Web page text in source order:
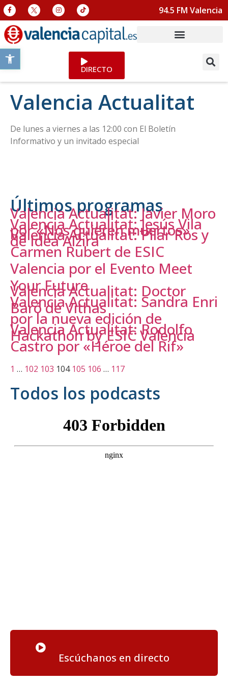
Abrir barra de herramientas
94.5 FM Valencia
DIRECTO
Valencia Actualitat
De lunes a viernes a las 12:00 con El Boletín
Informativo y un invitado especial
Últimos programas
Valencia Actualitat: Javier Moro
por «Nos quieren muertos»
Valencia Actualitat: Jesús Vila
de Idea Alzira
Valencia Actualitat: Pilar Ros y
Carmen Rubert de ESIC
Valencia por el Evento Meet
Your Future
Valencia Actualitat: Doctor
Baró de Vithas
Valencia Actualitat: Sandra Enri
por la nueva edición de
Hackathon by ESIC Valencia
Valencia Actualitat: Rodolfo
Castro por «Héroe del Rif»
1 … 102 103 104 105 106 … 117
Todos los podcasts
Escúchanos en directo